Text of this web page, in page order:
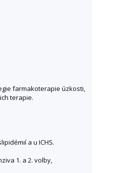
farmakoterapie úzkosti,
terapie.
a u ICHS.
1. a 2. volby,